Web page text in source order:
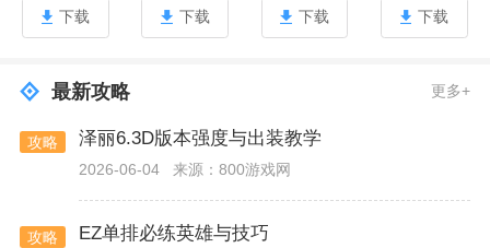
下载 下载 下载 下载
最新攻略 更多+
攻略 泽丽6.3D版本强度与出装教学
2026-06-04 来源：800游戏网
攻略 EZ单排必练英雄与技巧